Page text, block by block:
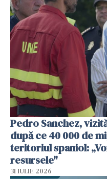
Pedro Sanchez,
după ce 40 000 de
teritoriul spaniol:
resursele"
31 IULIE 2026